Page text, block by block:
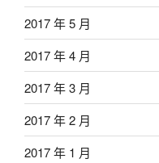
2017 年 5 月
2017 年 4 月
2017 年 3 月
2017 年 2 月
2017 年 1 月